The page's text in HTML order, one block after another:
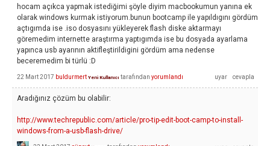
hocam açıkca yapmak istediğimi şöyle diyim macbookumun yanına ek
olarak windows kurmak istiyorum.bunun bootcamp ile yapıldıgını gördüm
açtıgımda ise .iso dosyasını yükleyerek flash diske aktarmayı
göremedim internette araştırma yaptıgımda ise bu dosyada ayarlama
yapınca usb ayarının aktifleştirildigini gördüm ama nedense
beceremedim bi türlü :D
22 Mart 2017 buldurmert Yeni Kullanıcı tarafından yorumlandı
Aradığınız çözüm bu olabilir:
http://www.techrepublic.com/article/pro-tip-edit-boot-camp-to-install-
windows-from-a-usb-flash-drive/